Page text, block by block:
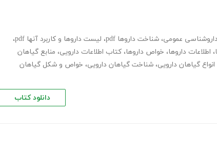
داروشناسی عمومی، شناخت داروها pdf ، لیست داروها و کاربرد آنها pdf
،
، اطلاعات داروها، خواص داروها، کتاب اطلاعات دارویی، منابع گیاهان
انواع گیاهان دارویی، شناخت گیاهان دارویی، خواص و شکل گیاهان
دانلود کتاب